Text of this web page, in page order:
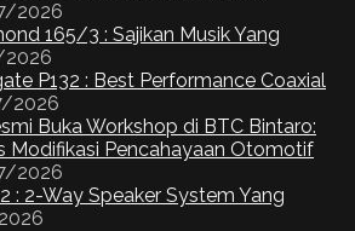
2026
165/3 : Sajikan Musik Yang
P132 : Best Performance Coaxial
2026
Buka Workshop di BTC Bintaro:
Modifikasi Pencahayaan Otomotif
2026
: 2-Way Speaker System Yang